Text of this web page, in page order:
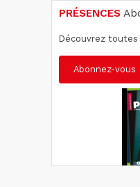
PRÉSENCES
Découvrez
Abonnez-vous